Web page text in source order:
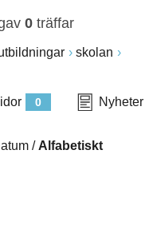
0 träffar
skolan
0 Nyheter
/ Alfabetiskt